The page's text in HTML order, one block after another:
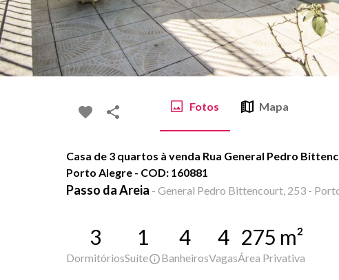
Fotos Mapa
Casa de 3 quartos à venda Rua General Pedro
Porto Alegre - COD: 160881
Passo da Areia - General Pedro Bittencourt, 253 -
3
Dormitórios
1
Suíte
4
Banheiros
4
Vagas
275 m²
Área Privativa